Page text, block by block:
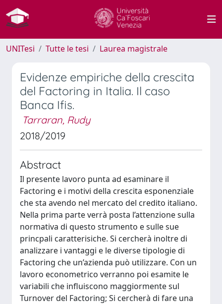
UNITesi Tutte le tesi Laurea magistrale
Evidenze empiriche della crescita
del Factoring in Italia. Il caso
Banca Ifis.
Tarraran, Rudy
2018/2019
Abstract
Il presente lavoro punta ad esaminare il
Factoring e i motivi della crescita esponenziale
che sta avendo nel mercato del credito italiano.
Nella prima parte verrà posta l’attenzione sulla
normativa di questo strumento e sulle sue
princpali caratterisiche. Si cercherà inoltre di
analizzare i vantaggi e le diverse tipologie di
Factoring che un’azienda può utilizzare. Con un
lavoro econometrico verranno poi esamite le
variabili che influiscono maggiormente sul
Turnover del Factoring; Si cercherà di fare una